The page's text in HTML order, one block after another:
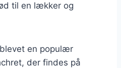
til en lækker og
en populær
der findes på